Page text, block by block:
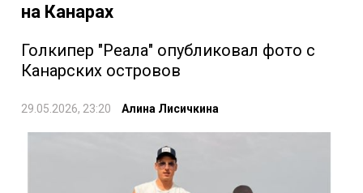
на Канарах
Голкипер "Реала" опубликовал фото с
Канарских островов
29.05.2026, 23:20 Алина Лисичкина